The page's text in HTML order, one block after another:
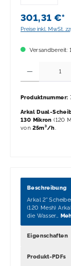
301,31 €*
Preise inkl. MwSt.
Versandbereit:
Produktnummer:
Arkal Dual-
130 Mikron(120
von 25m³/h.
Beschreibung
Arkal 2"
(120 Mesh)
die Wasser…
Eigenschaften
Produkt-PDFs